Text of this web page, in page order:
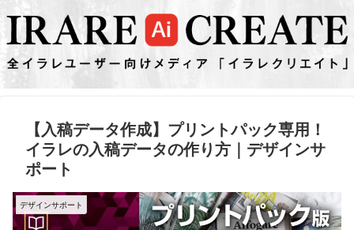
【入稿データ作成】プリントパック専用！
イラレの入稿データの作り方｜デザインサ
ポート
デザインサポート